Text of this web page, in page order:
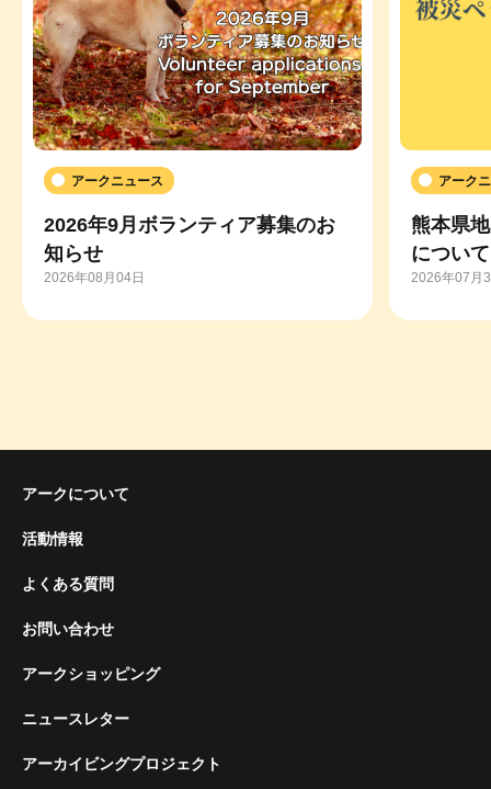
アークニュース
2026年9月ボランティア募集のお
知らせ
2026年08月04日
アーク
熊本県
について
2026年07月
アークについて
活動情報
よくある質問
お問い合わせ
アークショッピング
ニュースレター
アーカイビングプロジェクト